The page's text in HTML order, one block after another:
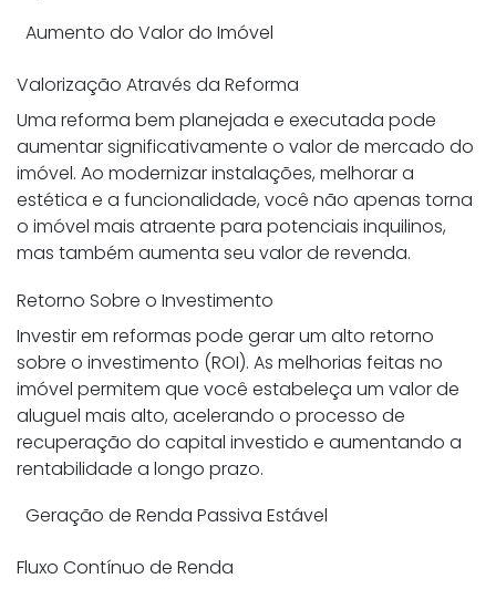
Aumento do Valor do Imóvel
Valorização Através da Reforma
Uma reforma bem planejada e executada pode
aumentar significativamente o valor de mercado do
imóvel. Ao modernizar instalações, melhorar a
estética e a funcionalidade, você não apenas torna
o imóvel mais atraente para potenciais inquilinos,
mas também aumenta seu valor de revenda.
Retorno Sobre o Investimento
Investir em reformas pode gerar um alto retorno
sobre o investimento (ROI). As melhorias feitas no
imóvel permitem que você estabeleça um valor de
aluguel mais alto, acelerando o processo de
recuperação do capital investido e aumentando a
rentabilidade a longo prazo.
Geração de Renda Passiva Estável
Fluxo Contínuo de Renda